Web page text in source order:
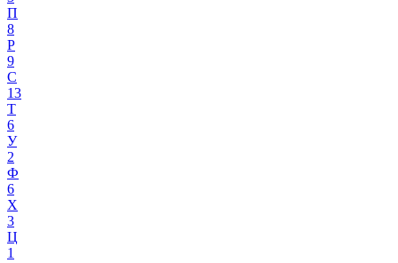
П
8
Р
9
С
13
Т
6
У
2
Ф
6
Х
3
Ц
1